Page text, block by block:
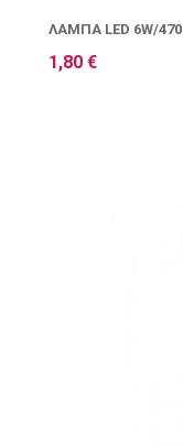
ΛΆΜΠΑ LED 6W/470
1,80 €